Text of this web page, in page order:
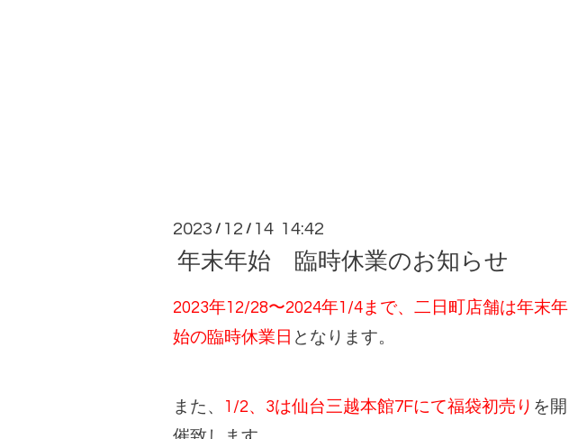
2023 / 12 / 14 14:42
年末年始 臨時休業のお知らせ
2023年12/28〜2024年1/4まで、二日町店舗は年末年
始の臨時休業日 となります。
また、 1/2、3は仙台三越本館7Fにて福袋初売り を開